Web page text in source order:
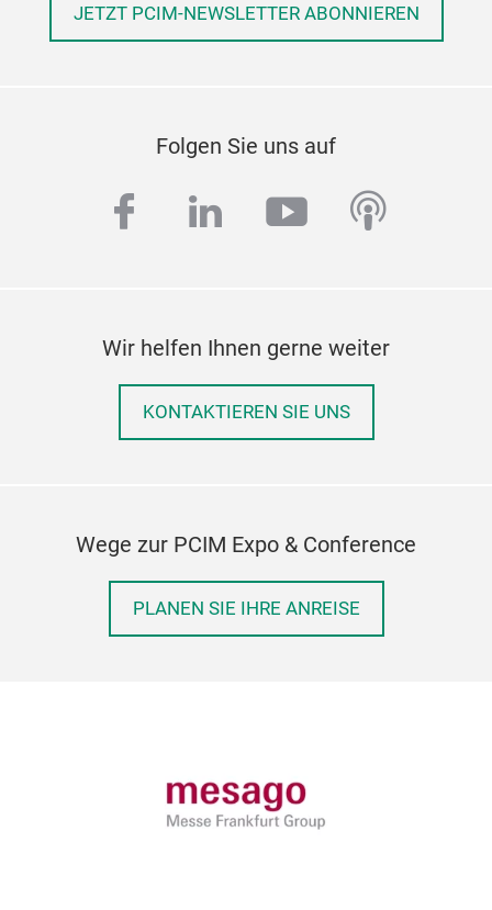
JETZT PCIM-NEWSLETTER ABONNIEREN
Folgen Sie uns auf
facebook
linkedinyoutube
Wir helfen Ihnen gerne weiter
KONTAKTIEREN SIE UNS
Wege zur PCIM Expo & Conference
PLANEN SIE IHRE ANREISE